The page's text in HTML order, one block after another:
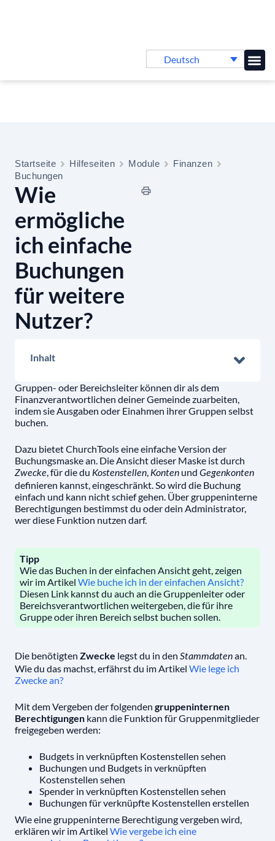
Deutsch
Startseite Hilfeseiten Module
Finanzen
Buchungen
Wie
ermögliche
ich einfache
Buchungen
für weitere
Nutzer?
Inhalt
Gruppen- oder Bereichsleiter können dir als dem
Finanzverantwortlichen deiner Gemeinde zuarbeiten,
indem sie Ausgaben oder Einahmen ihrer Gruppen selbst
buchen.
Dazu bietet ChurchTools eine einfache Version der
Buchungsmaske an. Die Ansicht dieser Maske ist durch
Zwecke, für die du Kostenstellen, Konten und Gegenkonten
definieren kannst, eingeschränkt. So wird die Buchung
einfach und kann nicht schief gehen. Über gruppeninterne
Berechtigungen bestimmst du oder dein Administrator,
wer diese Funktion nutzen darf.
Tipp
Wie das Buchen in der einfachen Ansicht geht, zeigen
wir im Artikel Wie buche ich in der einfachen Ansicht?
Diesen Link kannst du auch an die Gruppenleiter oder
Bereichsverantwortlichen weitergeben, die für ihre
Gruppe oder ihren Bereich selbst buchen sollen.
Die benötigten Zwecke legst du in den Stammdatenan.
Wie du das machst, erfährst du im Artikel Wie lege ich
Zwecke an?
Mit dem Vergeben der folgenden gruppeninternen
Berechtigungen kann die Funktion für Gruppenmitglieder
freigegeben werden:
Budgets in verknüpften Kostenstellen sehen
Buchungen und Budgets in verknüpften
Kostenstellen sehen
Spender in verknüpften Kostenstellen sehen
Buchungen für verknüpfte Kostenstellen erstellen
Wie eine gruppeninterne Berechtigung vergeben wird,
erklären wir im Artikel Wie vergebe ich eine